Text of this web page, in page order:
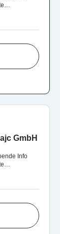
GmbH
Info